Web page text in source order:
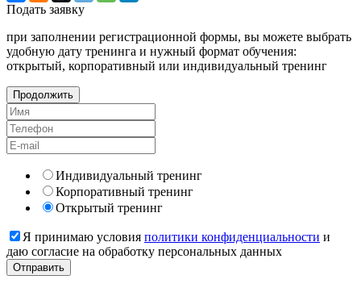
Подать заявку
при заполнении регистрационной формы, вы можете выбрать
удобную дату тренинга и нужный формат обучения:
открытый, корпоративный или индивидуальный тренинг
Продолжить
Индивидуальный тренинг
Корпоративный тренинг
Открытый тренинг
Я принимаю условия политики конфиденциальности и
даю согласие на обработку персональных данных